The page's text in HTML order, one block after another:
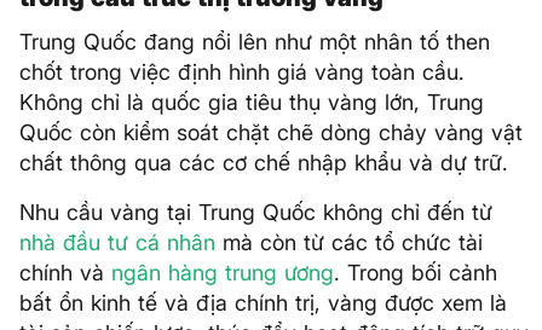
Trung Quốc đang nổi lên như một nhân tố then
chốt trong việc định hình giá vàng toàn cầu.
Không chỉ là quốc gia tiêu thụ vàng lớn, Trung
Quốc còn kiểm soát chặt chẽ dòng chảy vàng vật
chất thông qua các cơ chế nhập khẩu và dự trữ.
Nhu cầu vàng tại Trung Quốc không chỉ đến từ
nhà đầu tư cá nhân mà còn từ các tổ chức tài
chính và ngân hàng trung ương. Trong bối cảnh
bất ổn kinh tế và địa chính trị, vàng được xem là